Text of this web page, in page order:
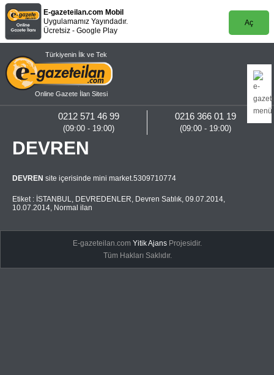
E-gazeteilan.com Mobil
Uygulamamız Yayındadır.
Ücretsiz - Google Play
Aç
Türkiyenin İlk ve Tek
Online Gazete İlan Sitesi
0216 366 01 19
(09:00 - 19:00)
0212 571 46 99
(09:00 - 19:00)
DEVREN
DEVREN site içerisinde mini market.5309710774
Etiket : İSTANBUL, DEVREDENLER, Devren Satılık, 09.07.2014,
10.07.2014, Normal ilan
E-gazeteilan.comYitik Ajans Projesidir.
Tüm Hakları Saklıdır.